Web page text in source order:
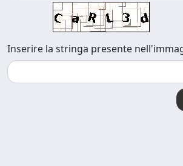
Inserire la stringa presente